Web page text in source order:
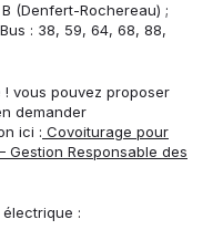
B (Denfert-Rochereau) ;
: 38, 59, 64, 68, 88,
vous pouvez proposer
demander
ici : Covoiturage pour
Gestion Responsable des
: